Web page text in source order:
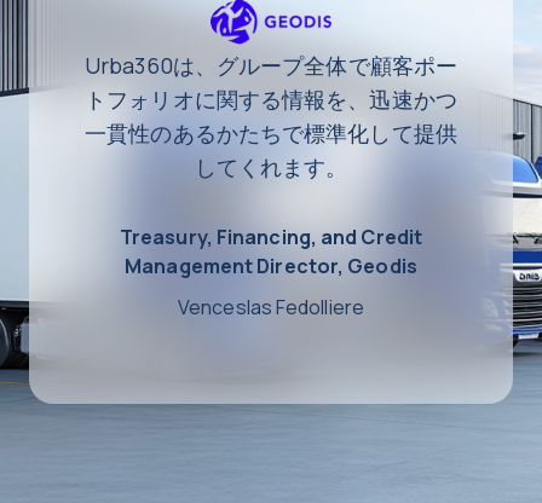
Urba360は、グループ全体で顧客ポー
トフォリオに関する情報を、迅速かつ
一貫性のあるかたちで標準化して提供
してくれます。
Treasury, Financing, and Credit
Management Director, Geodis
Venceslas Fedolliere